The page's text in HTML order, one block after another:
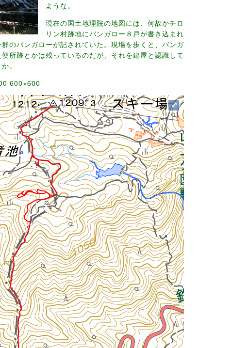
ような。
現在の国土地理院の地図には、何故かチロ
リン村跡地にバンガロー８戸が書き込まれ
のバンガローが記されていた。現場を歩くと、バンガ
所跡とかは残っているのだが、それを建屋と認識して
。
600×600
⤢